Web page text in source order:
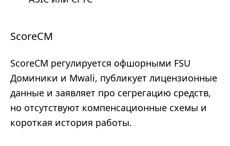
ScoreCM
ScoreCM регулируется офшорными FSU
Доминики и Mwali, публикует лицензионные
данные и заявляет про сегрегацию средств,
но отсутствуют компенсационные схемы и
короткая история работы.